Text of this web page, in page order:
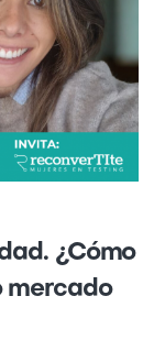
¿Cómo
mercado